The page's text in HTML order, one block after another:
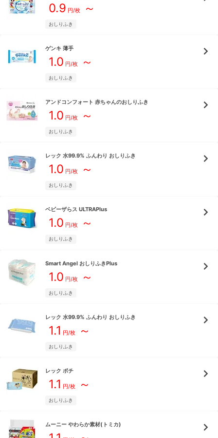
0.9 円/枚～
おしりふき
ゲンキ 薄手
1.0 円/枚～
おしりふき
アンドコンフォート 赤ちゃんのおしりふき
1.0 円/枚～
おしりふき
レック 水99.9% ふんわり おしりふき
1.0 円/枚～
おしりふき
ベビーザらス ULTRAPlus
1.0 円/枚～
おしりふき
Smart Angel おしりふきPlus
1.0 円/枚～
おしりふき
レック 水99.9% ふんわり おしりふき
1.1 円/枚～
おしりふき
レック ポチ
1.1 円/枚～
おしりふき
ムーニー やわらか素材(トミカ)